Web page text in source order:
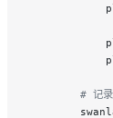
# 记